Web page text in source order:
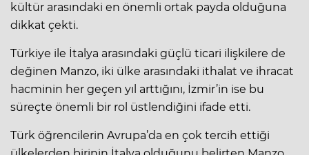
kültür arasındaki en önemli ortak payda olduğuna
dikkat çekti.
Türkiye ile İtalya arasındaki güçlü ticari ilişkilere de
değinen Manzo, iki ülke arasındaki ithalat ve ihracat
hacminin her geçen yıl arttığını, İzmir’in ise bu
süreçte önemli bir rol üstlendiğini ifade etti.
Türk öğrencilerin Avrupa’da en çok tercih ettiği